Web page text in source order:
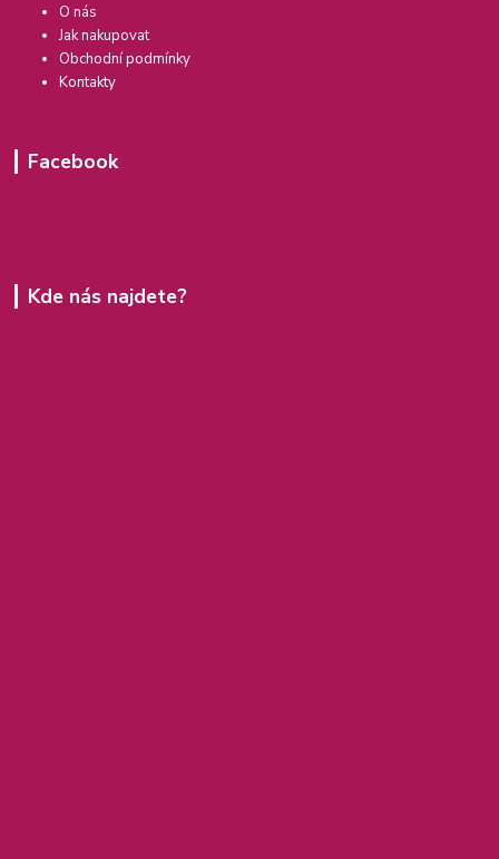
O nás
Jak nakupovat
Obchodní podmínky
Kontakty
Facebook
Kde nás najdete?